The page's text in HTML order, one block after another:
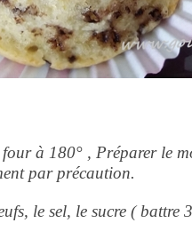
à 180° , Préparer le
par précaution.
le sel, le sucre ( battre